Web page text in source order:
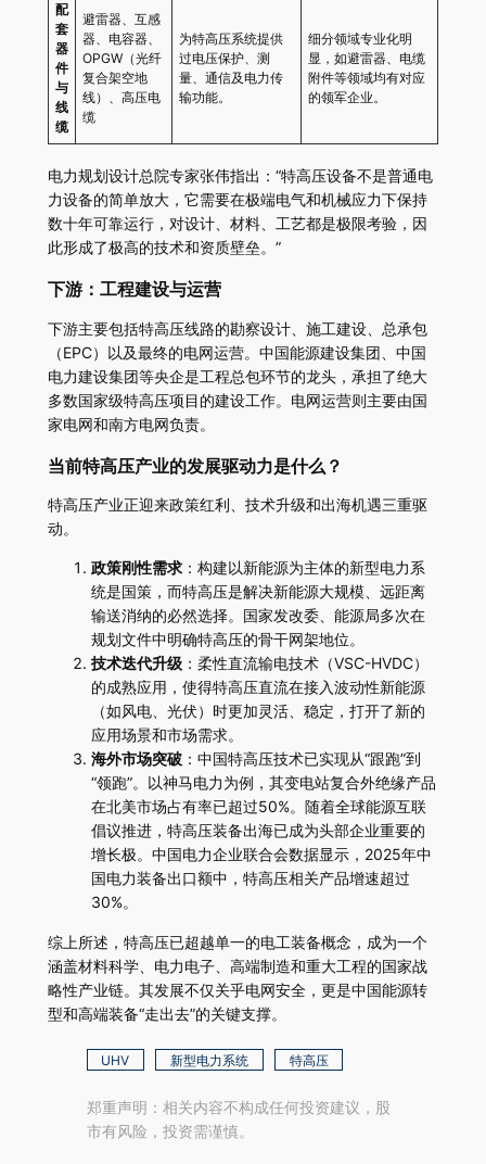
配
套
器
件
与
线
缆
避雷器、互感
器、电容器、
OPGW（光纤
复合架空地
线）、高压电
缆
为特高压系统提供
过电压保护、测
量、通信及电力传
输功能。
细分领域专业化明
显，如避雷器、电缆
附件等领域均有对应
的领军企业。
电力规划设计总院专家张伟指出：“特高压设备不是普通电
力设备的简单放大，它需要在极端电气和机械应力下保持
数十年可靠运行，对设计、材料、工艺都是极限考验，因
此形成了极高的技术和资质壁垒。”
下游：工程建设与运营
下游主要包括特高压线路的勘察设计、施工建设、总承包
（EPC）以及最终的电网运营。中国能源建设集团、中国
电力建设集团等央企是工程总包环节的龙头，承担了绝大
多数国家级特高压项目的建设工作。电网运营则主要由国
家电网和南方电网负责。
当前特高压产业的发展驱动力是什么？
特高压产业正迎来政策红利、技术升级和出海机遇三重驱
动。
政策刚性需求：构建以新能源为主体的新型电力系
统是国策，而特高压是解决新能源大规模、远距离
输送消纳的必然选择。国家发改委、能源局多次在
规划文件中明确特高压的骨干网架地位。
技术迭代升级：柔性直流输电技术（VSC-HVDC）
的成熟应用，使得特高压直流在接入波动性新能源
（如风电、光伏）时更加灵活、稳定，打开了新的
应用场景和市场需求。
海外市场突破：中国特高压技术已实现从“跟跑”到
“领跑”。以神马电力为例，其变电站复合外绝缘产品
在北美市场占有率已超过50%。随着全球能源互联
倡议推进，特高压装备出海已成为头部企业重要的
增长极。中国电力企业联合会数据显示，2025年中
国电力装备出口额中，特高压相关产品增速超过
30%。
综上所述，特高压已超越单一的电工装备概念，成为一个
涵盖材料科学、电力电子、高端制造和重大工程的国家战
略性产业链。其发展不仅关乎电网安全，更是中国能源转
型和高端装备“走出去”的关键支撑。
UHV 新型电力系统 特高压
郑重声明：相关内容不构成任何投资建议，股
市有风险，投资需谨慎。